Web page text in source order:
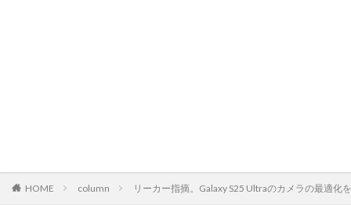
HOME column リーカー指摘。Galaxy S25 Ultraのカメラの最適化